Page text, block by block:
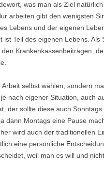
was man als Ziel
arbeiten gibt den wenigsten
Lebens und der eigenen
Teil des eigenen Lebens. Als
Krankenkassenbeiträgen,
selbst wählen, sondern
nach eigener Situation, auch
der sollte diese auch
dann Montags eine Pause
wird auch der traditionellen
eine persönliche
weil man es will und